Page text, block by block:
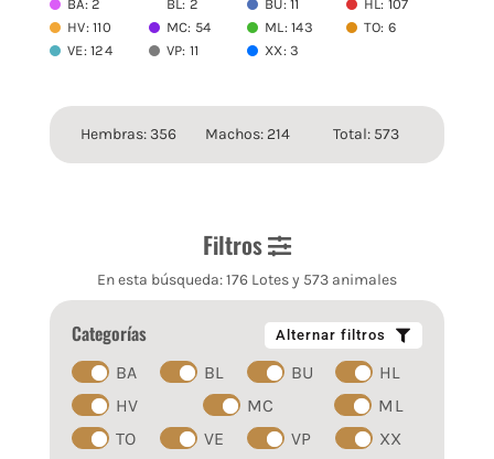
BA: 2 BL: 2 BU: 11
HL: 107
HV: 110
MC: 54 ML: 143
TO: 6
VE: 124
VP: 11 XX: 3
Hembras: 356 Machos: 214 Total: 573
Filtros
En esta búsqueda: 176 Lotes y 573 animales
Categorías Alternar filtros
BA BL BU
HL
HV
MC
ML
TO
VE VP XX